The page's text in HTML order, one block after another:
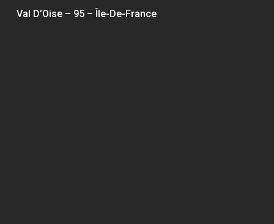
Val D’Oise – 95 – Île-De-France